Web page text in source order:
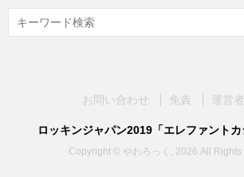
お問い合わせ 免責 運営
ロッキンジャパン2019「エレファントカ
Copyright © やわろっく, 2026 All Rights